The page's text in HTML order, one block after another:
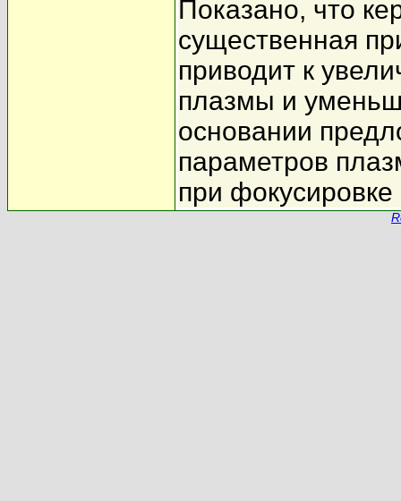
Показано, что
существенная
приводит к
плазмы и
основании
параметров
при фокусировке